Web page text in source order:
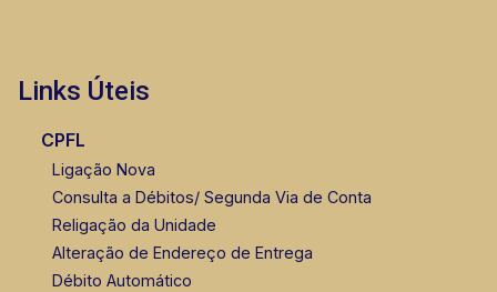
Links Úteis
CPFL
Ligação Nova
Consulta a Débitos/ Segunda Via de Conta
Religação da Unidade
Alteração de Endereço de Entrega
Débito Automático